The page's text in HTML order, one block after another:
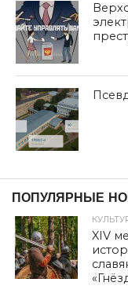
ПОПУЛЯРНЫЕ
XIV